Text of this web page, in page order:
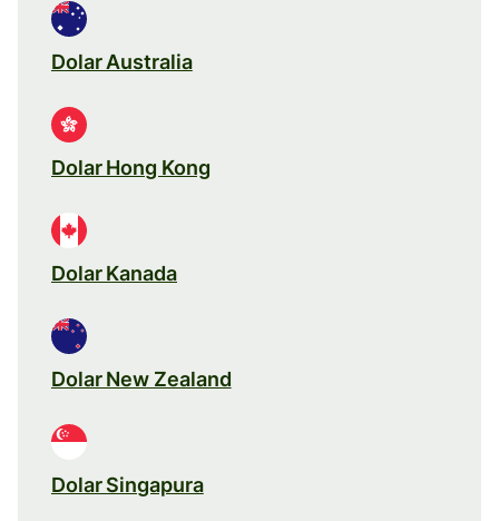
Dolar Australia
Dolar Hong Kong
Dolar Kanada
Dolar New Zealand
Dolar Singapura